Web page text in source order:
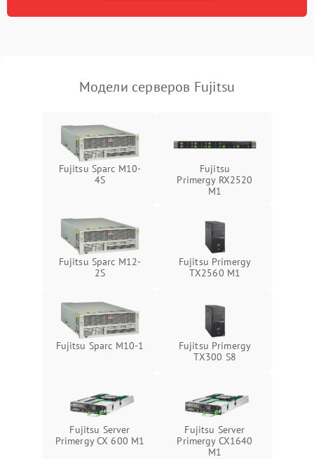
Модели серверов Fujitsu
Fujitsu Sparc M10-
4S
Fujitsu
Primergy RX2520
M1
Fujitsu Sparc M12-
2S
Fujitsu Primergy
TX2560 M1
Fujitsu Sparc M10-1
Fujitsu Primergy
TX300 S8
Fujitsu Server
Primergy CX 600 M1
Fujitsu Server
Primergy CX1640
M1